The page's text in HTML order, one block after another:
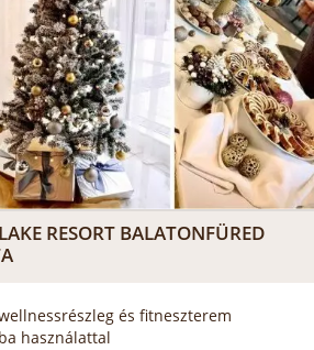
RESORT BALATONFÜRED
és fitneszterem
használattal